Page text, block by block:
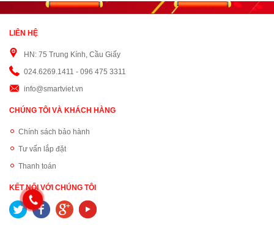
LIÊN HỆ
HN: 75 Trung Kính, Cầu Giấy
024.6269.1411 - 096 475 3311
info@smartviet.vn
CHÚNG TÔI VÀ KHÁCH HÀNG
Chính sách bảo hành
Tư vấn lắp đặt
Thanh toán
KẾT NỐI VỚI CHÚNG TÔI